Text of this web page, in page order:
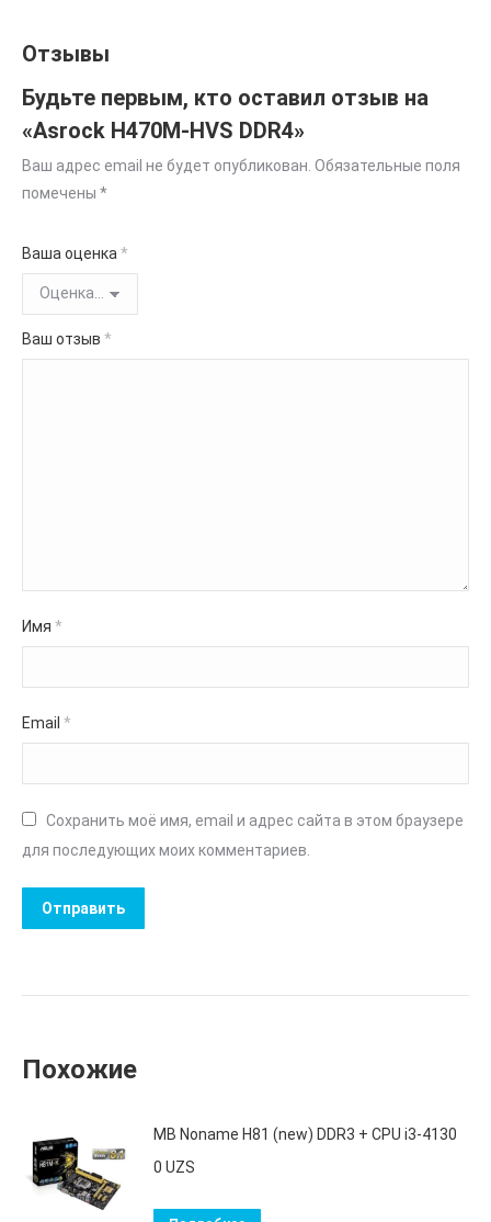
Отзывы
Будьте первым, кто оставил отзыв на
«Asrock H470M-HVS DDR4»
Ваш адрес email не будет опубликован. Обязательные поля
помечены *
Ваша оценка *
Ваш отзыв *
Имя *
Email *
Сохранить моё имя, email и адрес сайта в этом браузере
для последующих моих комментариев.
Похожие
MB Noname H81 (new) DDR3 + CPU i3-4130
0 UZS